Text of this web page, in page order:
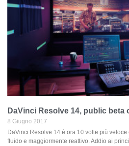
DaVinci Resolve 14, public beta
8 Giugno 2017
DaVinci Resolve 14 è ora 10 volte più
fluido e maggiormente reattivo. Addio ai